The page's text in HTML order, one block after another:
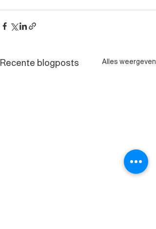
Recente blogposts Alles weergeven